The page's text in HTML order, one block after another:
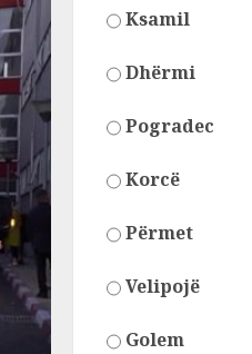
Ksamil
Dhërmi
Pogradec
Korcë
Përmet
Velipojë
Golem